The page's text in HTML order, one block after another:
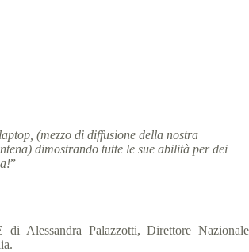
(mezzo di diffusione della nostra
dimostrando tutte le sue abilità per dei
”
Alessandra Palazzotti, Direttore Nazionale